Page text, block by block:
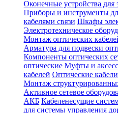
Оконечные устройства для
Приборы и инструменты
кабелями связи Шкафы
Электротехническое
Монтаж оптических
Арматура для подвески
Компоненты оптических
оптические Муфты и
кабелей Оптические кабели
Монтаж
Активное сетевое
АКБ Кабеленесущие
для системы управления